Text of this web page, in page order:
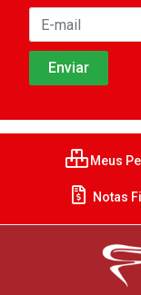
Meus
Notas